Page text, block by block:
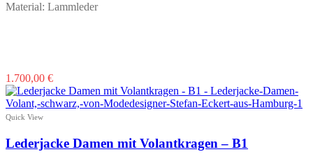
Material: Lammleder
1.700,00 €Dieses
Produkt
weist
auf.
Die
Quick View
Lederjacke Damen mit Volantkragen – B1